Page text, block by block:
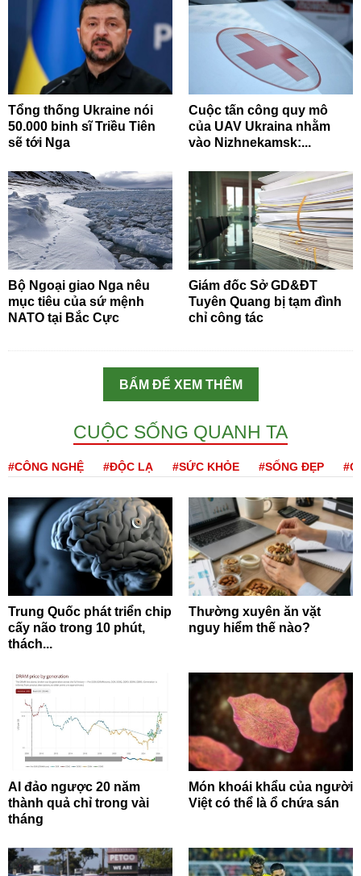
Tổng thống Ukraine nói
50.000 binh sĩ Triều Tiên
sẽ tới Nga
Cuộc tấn công quy mô
của UAV Ukraina nhằm
vào Nizhnekamsk:...
Bộ Ngoại giao Nga nêu
mục tiêu của sứ mệnh
NATO tại Bắc Cực
Giám đốc Sở GD&ĐT
Tuyên Quang bị tạm đình
chỉ công tác
BẤM ĐỂ XEM THÊM
CUỘC SỐNG QUANH TA
#CÔNG NGHỆ #ĐỘC LẠ #SỨC KHỎE #SỐNG ĐẸP
Trung Quốc phát triển chip
cấy não trong 10 phút,
thách...
Thường xuyên ăn vặt
nguy hiểm thế nào?
AI đảo ngược 20 năm
thành quả chỉ trong vài
tháng
Món khoái khẩu của người
Việt có thể là ổ chứa sán